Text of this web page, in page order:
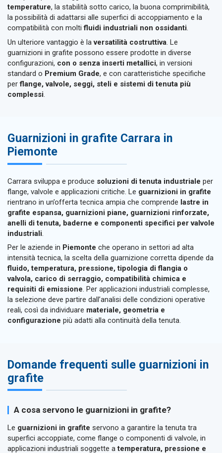
temperature, la stabilità sotto carico, la buona comprimibilità,
la possibilità di adattarsi alle superfici di accoppiamento e la
compatibilità con moltifluidi industriali non ossidanti.
Un ulteriore vantaggio è laversatilità costruttiva. Le
guarnizioni in grafite possono essere prodotte in diverse
configurazioni, con o senza inserti metallici, in versioni
standard o Premium Grade, e con caratteristiche specifiche
perflange, valvole, seggi, steli e sistemi di tenuta più
complessi.
Guarnizioni in grafite Carrara in
Piemonte
Carrara sviluppa e produce soluzioni di tenuta industriale per
flange, valvole e applicazioni critiche. Le guarnizioni in grafite
rientrano in un’offerta tecnica ampia che comprende lastre in
grafite espansa, guarnizioni piane, guarnizioni rinforzate,
anelli di tenuta, baderne e componenti specifici per valvole
industriali
Per le aziende in Piemonte che operano in settori ad alta
intensità tecnica, la scelta della guarnizione corretta dipende da
fluido, temperatura, pressione, tipologia di flangia o
valvola, carico di serraggio, compatibilità chimica e
requisiti di emissione. Per applicazioni industriali complesse,
la selezione deve partire dall’analisi delle condizioni operative
reali, così da individuare materiale, geometria e
configurazione più adatti alla continuità della tenuta.
Domande frequenti sulle guarnizioni in
grafite
A cosa servono le guarnizioni in grafite?
Le guarnizioni in grafite servono a garantire la tenuta tra
superfici accoppiate, come flange o componenti di valvole, in
applicazioni industriali soggette atemperatura, pressione e